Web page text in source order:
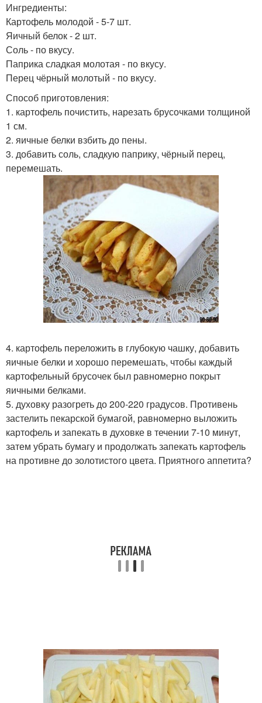
Ингредиенты:
Картофель молодой - 5-7 шт.
Яичный белок - 2 шт.
Соль - по вкусу.
Паприка сладкая молотая - по вкусу.
Перец чёрный молотый - по вкусу.
Способ приготовления:
1. картофель почистить, нарезать брусочками толщиной
1 см.
2. яичные белки взбить до пены.
3. добавить соль, сладкую паприку, чёрный перец,
перемешать.
4. картофель переложить в глубокую чашку, добавить
яичные белки и хорошо перемешать, чтобы каждый
картофельный брусочек был равномерно покрыт
яичными белками.
5. духовку разогреть до 200-220 градусов. Противень
застелить пекарской бумагой, равномерно выложить
картофель и запекать в духовке в течении 7-10 минут,
затем убрать бумагу и продолжать запекать картофель
на противне до золотистого цвета. Приятного аппетита?